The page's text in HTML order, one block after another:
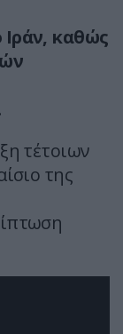
καθώς
τέτοιων
της